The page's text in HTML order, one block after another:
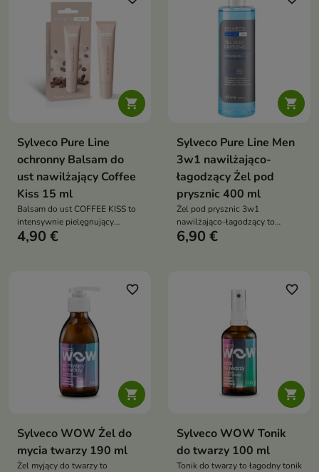
przed przesuszeniem

Sylveco Pure Line
ochronny Balsam do
ust nawilżający Coffee
Kiss 15 ml
Balsam do ust COFFEE KISS to
intensywnie pielęgnujący
balsam inspirowany aromatem
nawilża, regeneruje i chroni usta
4,90 €

Sylveco Pure Line Men
3w1 nawilżająco-
łagodzący Żel pod
prysznic 400 ml
Żel pod prysznic 3w1
nawilżająco-łagodzący to
uniwersalny kosmetyk
6,90 €

favorite_border
Sylveco WOW Żel do
mycia twarzy 190 ml
Żel myjący do twarzy to

favorite_border
Sylveco WOW Tonik
do twarzy 100 ml
Tonik do twarzy to łagodny tonik